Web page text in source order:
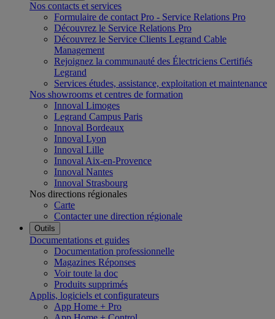
Nos contacts et services
Formulaire de contact Pro - Service Relations Pro
Découvrez le Service Relations Pro
Découvrez le Service Clients Legrand Cable
Management
Rejoignez la communauté des Électriciens Certifiés
Legrand
Services études, assistance, exploitation et maintenance
Nos showrooms et centres de formation
Innoval Limoges
Legrand Campus Paris
Innoval Bordeaux
Innoval Lyon
Innoval Lille
Innoval Aix-en-Provence
Innoval Nantes
Innoval Strasbourg
Nos directions régionales
Carte
Contacter une direction régionale
Outils
Documentations et guides
Documentation professionnelle
Magazines Réponses
Voir toute la doc
Produits supprimés
Applis, logiciels et configurateurs
App Home + Pro